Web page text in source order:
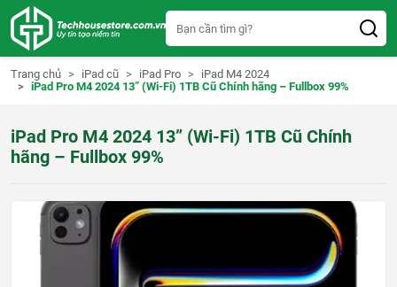
Trang chủ iPad cũ iPad Pro
iPad M4 2024
iPad Pro M4 2024 13” (Wi-Fi) 1TB Cũ Chính hãng – Fullbox 99%
iPad Pro M4 2024 13” (Wi-Fi) 1TB Cũ Chính
hãng – Fullbox 99%